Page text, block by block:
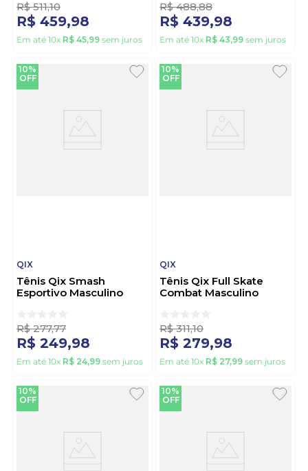
R$ 511,10
R$ 459,98
Em até 10x R$ 45,99 sem juros
R$ 488,88
R$ 439,98
Em até 10x R$ 43,99 sem juros
10%
OFF
QIX
Tênis Qix Smash
Esportivo Masculino
R$ 277,77
R$ 249,98
Em até 10x R$ 24,99 sem juros
10%
OFF
QIX
Tênis Qix Full Skate
Combat Masculino
R$ 311,10
R$ 279,98
Em até 10x R$ 27,99 sem juros
10%
OFF
10%
OFF